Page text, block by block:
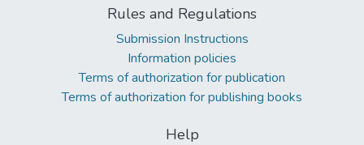
Rules and Regulations
Submission Instructions
Information policies
Terms of authorization for publication
Terms of authorization for publishing books
Help